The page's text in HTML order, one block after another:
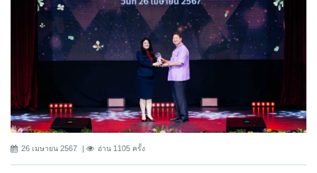
26 เมษายน 2567 อ่าน 1105 ครั้ง